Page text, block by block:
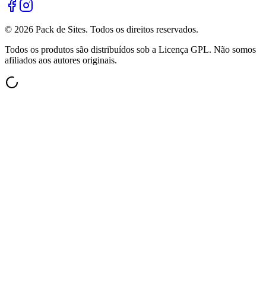
© 2026 Pack de Sites. Todos os direitos reservados.
Todos os produtos são distribuídos sob a Licença GPL. Não somos
afiliados aos autores originais.